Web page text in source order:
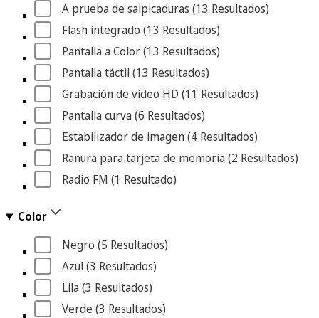
A prueba de salpicaduras (13 Resultados)
Flash integrado (13 Resultados)
Pantalla a Color (13 Resultados)
Pantalla táctil (13 Resultados)
Grabación de vídeo HD (11 Resultados)
Pantalla curva (6 Resultados)
Estabilizador de imagen (4 Resultados)
Ranura para tarjeta de memoria (2 Resultados)
Radio FM (1 Resultado)
Color
Negro (5 Resultados)
Azul (3 Resultados)
Lila (3 Resultados)
Verde (3 Resultados)